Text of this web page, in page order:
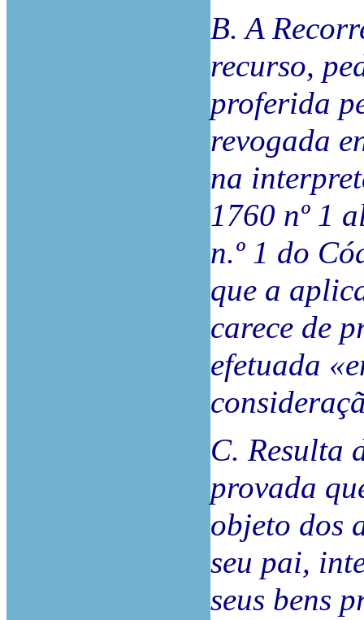
B. A
recurso,
proferida
revogada
na
1760 nº 1
n.º 1 do
que a
carece de
efetuada
C. Resulta
provada
objeto dos
seu pai,
seus bens